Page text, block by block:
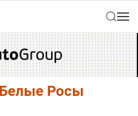
Белые Росы